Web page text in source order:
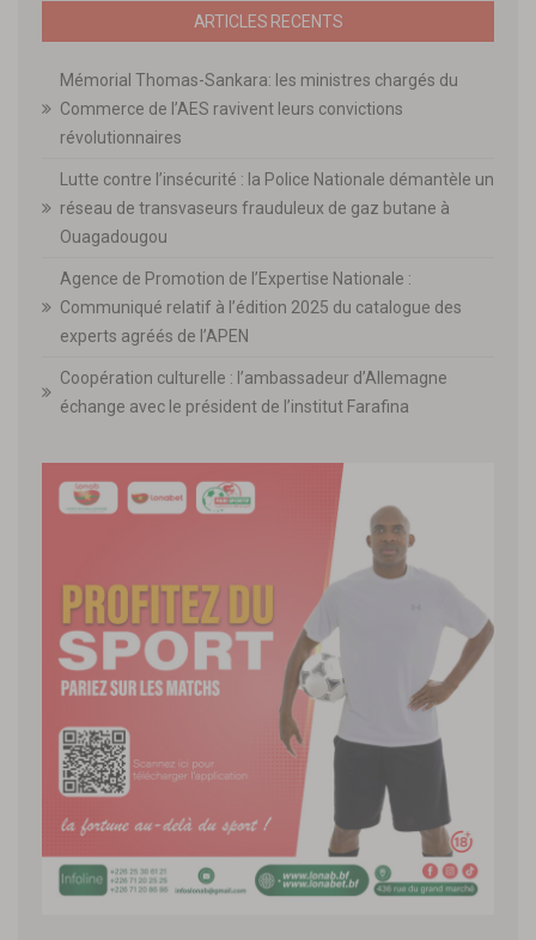
ARTICLES RECENTS
Mémorial Thomas-Sankara: les ministres chargés du
Commerce de l’AES ravivent leurs convictions
révolutionnaires
Lutte contre l’insécurité : la Police Nationale démantèle un
réseau de transvaseurs frauduleux de gaz butane à
Ouagadougou
Agence de Promotion de l’Expertise Nationale :
Communiqué relatif à l’édition 2025 du catalogue des
experts agréés de l’APEN
Coopération culturelle : l’ambassadeur d’Allemagne
échange avec le président de l’institut Farafina